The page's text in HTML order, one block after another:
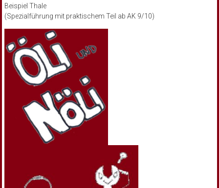
Beispiel Thale
(Spezialführung mit praktischem Teil ab AK 9/10)